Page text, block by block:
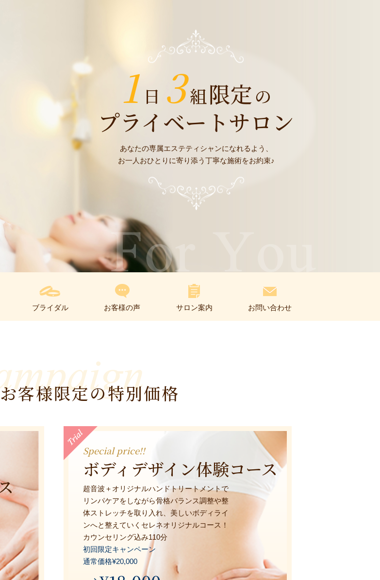
1 日 3組限定の
プライベートサロン
あなたの専属エステティシャンになれるよう、
お一人おひとりに寄り添う丁寧な施術をお約束♪
ブライダル お客様の声 サロン案内 お問い合わせ
客様限定の特別価格
Special price!!
ボディデザイン体験コース
超音波＋オリジナルハンドトリートメントで
リンパケアをしながら骨格バランス調整や整
体ストレッチを取り入れ、美しいボディライ
ンへと整えていくセレネオリジナルコース！
カウンセリング込み110分
初回限定キャンペーン
通常価格¥20,000